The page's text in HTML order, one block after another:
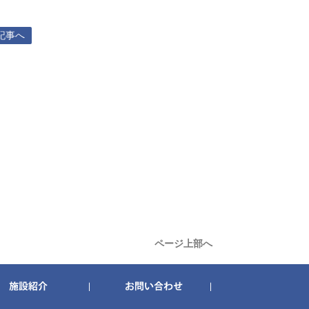
事へ
ページ上部へ